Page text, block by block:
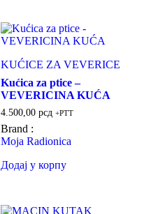
KUĆICE ZA VEVERICE
Kućica za ptice –
VEVERICINA KUĆA
4.500,00 рсд +PTT
Brand :
Moja Radionica
Додај у корпу